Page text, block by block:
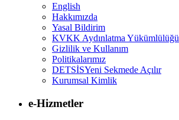
English
Hakkımızda
Yasal Bildirim
KVKK Aydınlatma Yükümlülüğü
Gizlilik ve Kullanım
Politikalarımız
DETSİSYeni Sekmede Açılır
Kurumsal Kimlik
e-Hizmetler